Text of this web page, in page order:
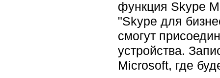
функция Skype
"Skype для
смогут
устройства.
Microsoft, где